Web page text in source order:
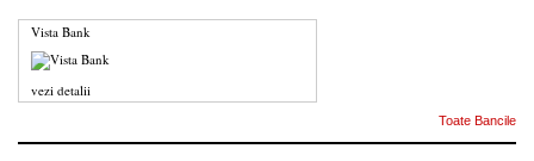
Vista Bank
vezi detalii
Toate Bancile